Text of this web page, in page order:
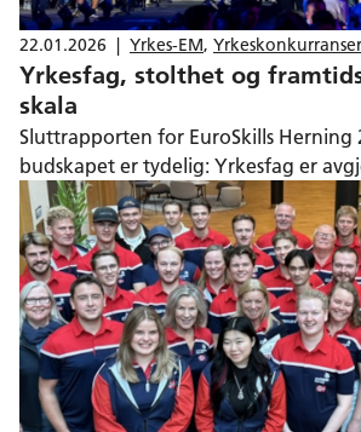
22.01.2026 | Yrkes-EM, Yrkeskonkurranser
Yrkesfag, stolthet og
skala
Sluttrapporten for EuroSkills Herning
budskapet er tydelig: Yrkesfag er
framtidens samfunn. Mesterskapet ble
hvor unge mennesker, utdanning,
politikk kom sammen, og yrkesfag
relevant, attraktivt og bærekraftig.